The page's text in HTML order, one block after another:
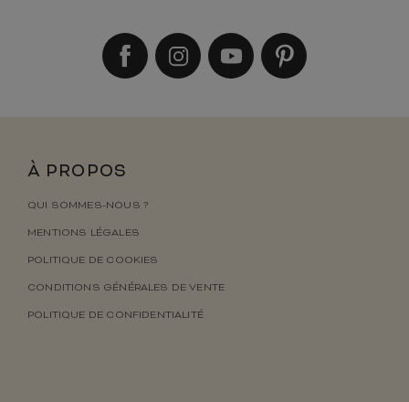
À PROPOS
QUI SOMMES-NOUS ?
MENTIONS LÉGALES
POLITIQUE DE COOKIES
CONDITIONS GÉNÉRALES DE VENTE
POLITIQUE DE CONFIDENTIALITÉ